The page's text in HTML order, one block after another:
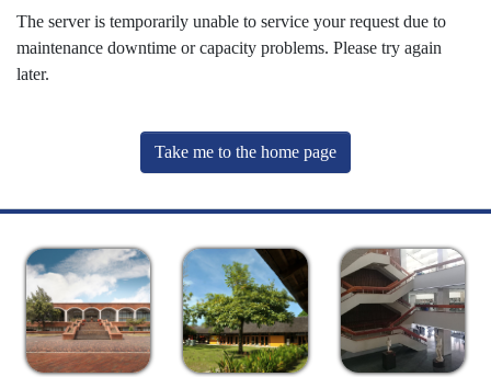
The server is temporarily unable to service your request due to
maintenance downtime or capacity problems. Please try again
later.
Take me to the home page